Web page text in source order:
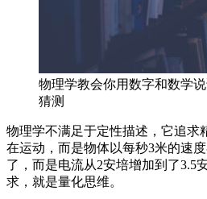
物理学教会你用数字和数学
猜测
物理学不满足于定性描述，它追求
在运动，而是物体以每秒3米的速
了，而是电流从2安培增加到了3.5
求，就是量化思维。